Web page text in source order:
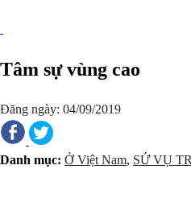
Tâm sự vùng cao
Đăng ngày: 04/09/2019
Danh mục: Ở Việt Nam, SỨ VỤ